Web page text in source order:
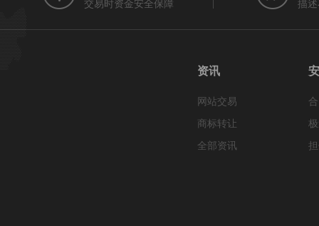
交易时资金安全保障 描
资讯
网站交易
商标转让
全部资讯